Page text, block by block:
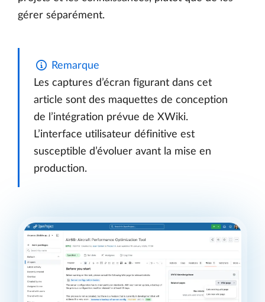
gérer séparément.
Remarque
Les captures d’écran figurant dans cet
article sont des maquettes de conception
de l’intégration prévue de XWiki.
L’interface utilisateur définitive est
susceptible d’évoluer avant la mise en
production.